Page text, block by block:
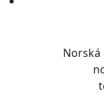
Norská